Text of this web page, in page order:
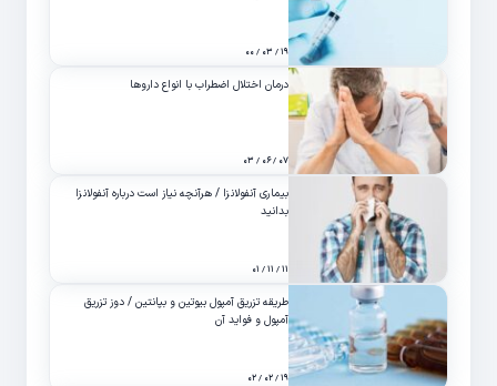
۱۹ / ۰۳ / ۰۰
درمان اختلال اضطراب با انواع داروها
۰۷ / ۰۶ / ۰۳
بیماری آنفولانزا / هرآنچه نیاز است درباره آنفولانزا
بدانید
۱۱ / ۱۱ / ۰۱
طریقه تزریق آمپول بیوتین و بپانتین / دوز تزریق
آمپول و فواید آن
۱۹ / ۰۲ / ۰۲